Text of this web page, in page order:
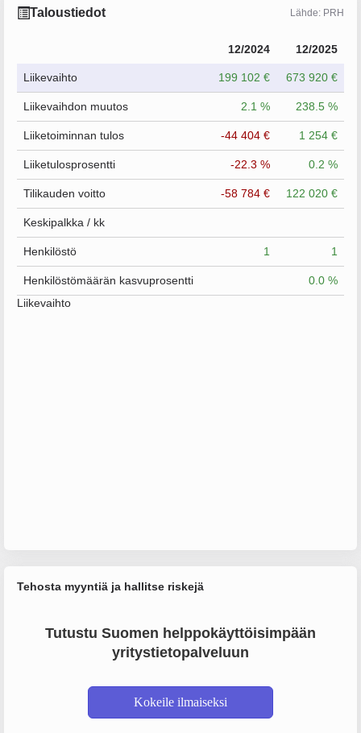
Taloustiedot Lähde: PRH
12/2024 12/2025
Liikevaihto 199 102 € 673 920 €
Liikevaihdon muutos 2.1 % 238.5 %
Liiketoiminnan tulos -44 404 € 1 254 €
Liiketulosprosentti -22.3 % 0.2 %
Tilikauden voitto -58 784 € 122 020 €
Keskipalkka / kk
Henkilöstö 1 1
Henkilöstömäärän kasvuprosentti
0.0 %
Liikevaihto
Tehosta myyntiä ja hallitse riskejä
Tutustu Suomen helppokäyttöisimpään
yritystietopalveluun
Kokeile ilmaiseksi